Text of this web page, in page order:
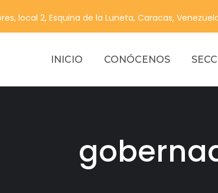
local 2, Esquina de la Luneta, Caracas,
INICIO CONÓCENOS